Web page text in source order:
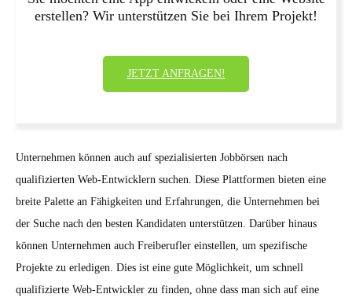
erstellen? Wir unterstützen Sie bei Ihrem Projekt!
JETZT ANFRAGEN!
Unternehmen können auch auf spezialisierten Jobbörsen nach
qualifizierten Web-Entwicklern suchen. Diese Plattformen bieten eine
breite Palette an Fähigkeiten und Erfahrungen, die Unternehmen bei
der Suche nach den besten Kandidaten unterstützen. Darüber hinaus
können Unternehmen auch Freiberufler einstellen, um spezifische
Projekte zu erledigen. Dies ist eine gute Möglichkeit, um schnell
qualifizierte Web-Entwickler zu finden, ohne dass man sich auf eine